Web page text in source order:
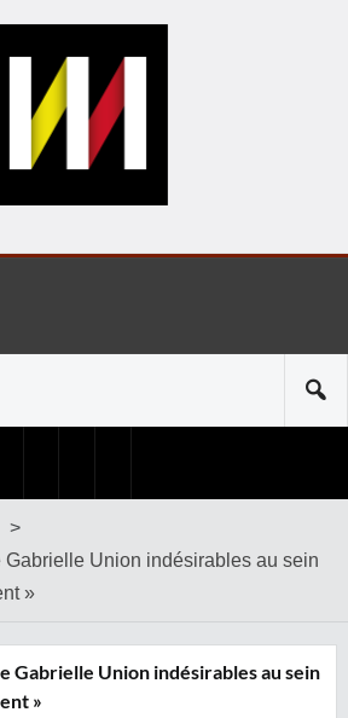
>
Gabrielle Union indésirables au sein
»
Gabrielle Union indésirables au sein
»